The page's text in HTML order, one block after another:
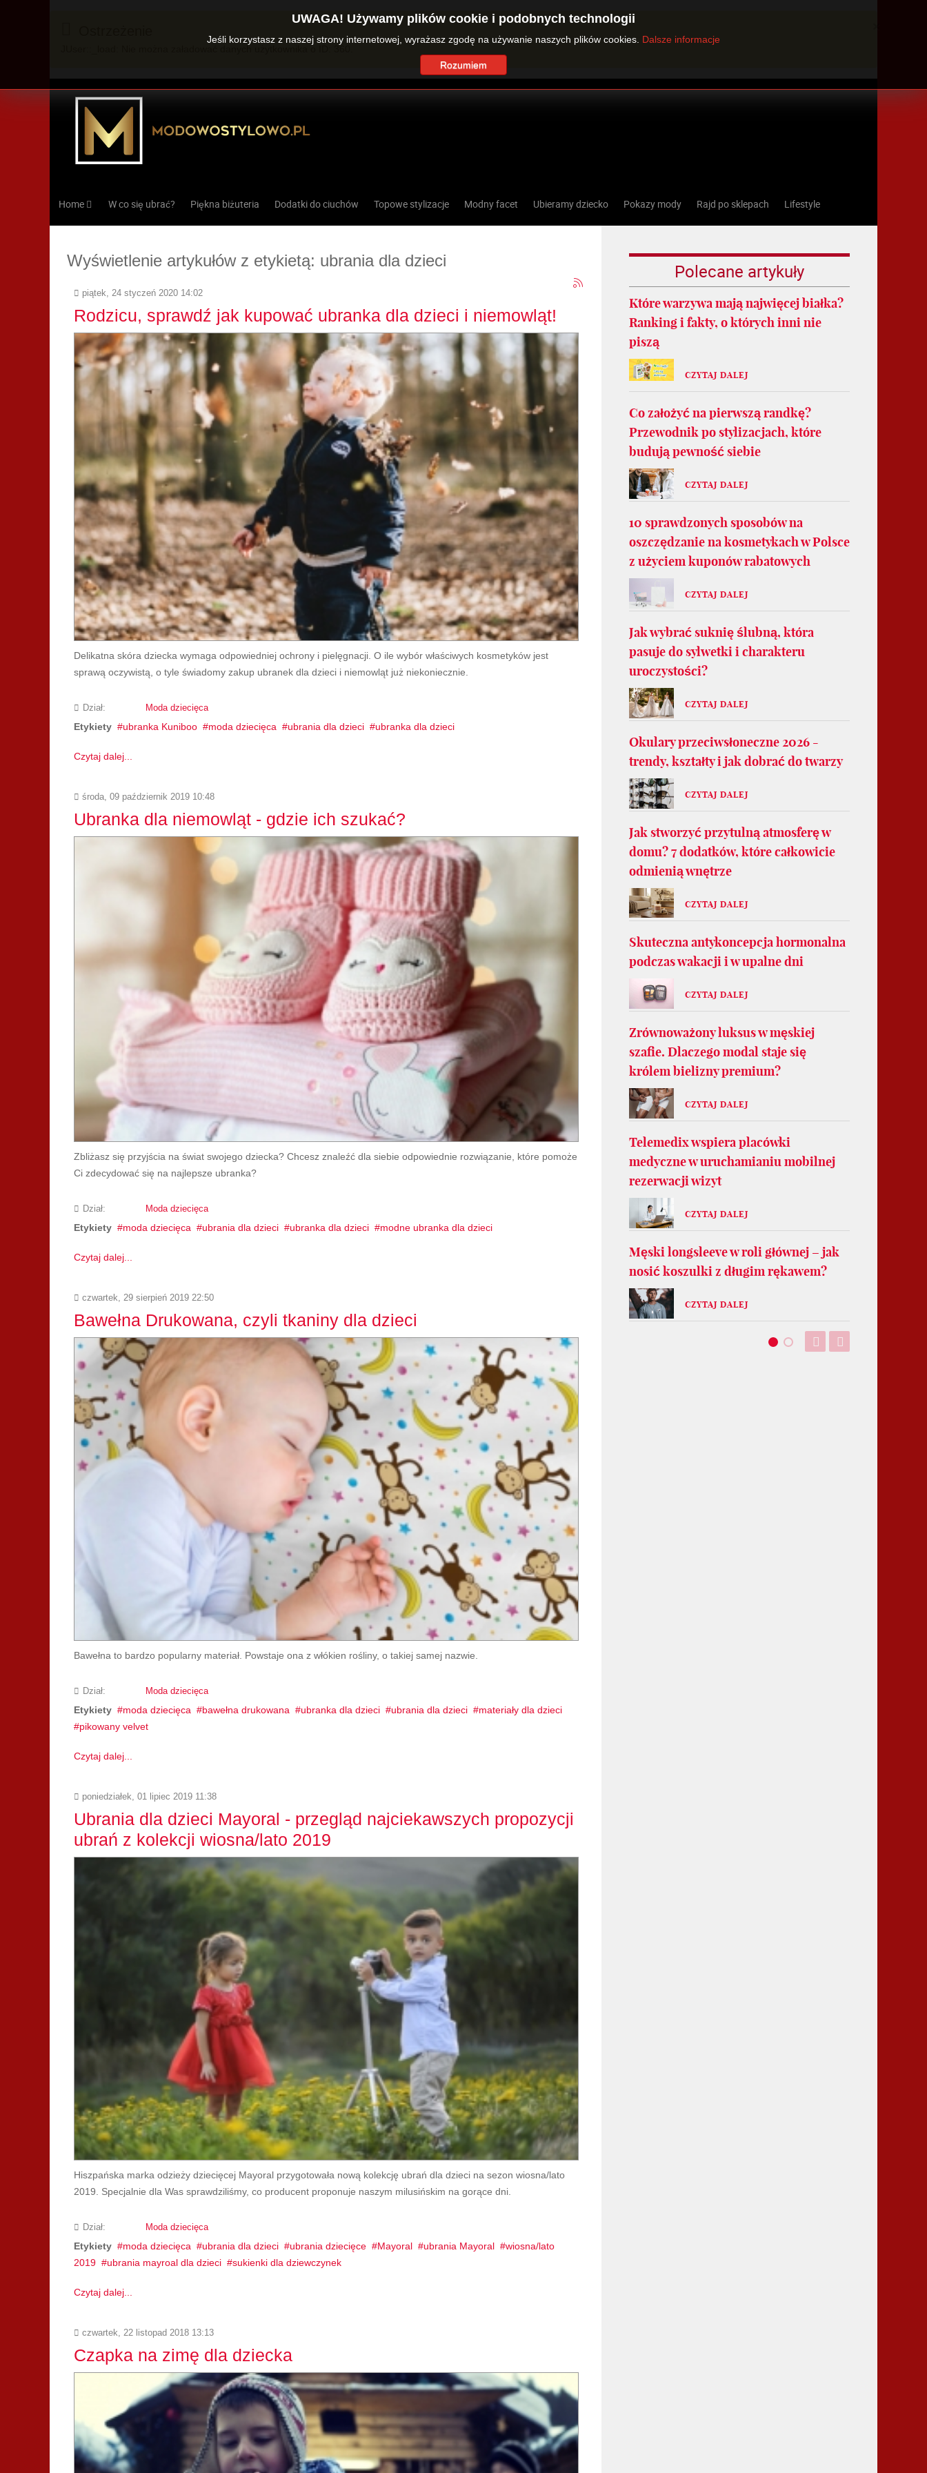
Home W co się ubrać? Piękna biżuteria Dodatki do ciuchów Topowe stylizacje Modny facet Ubieramy dziecko Pokazy mody Rajd po sklepach Lifestyle
Wyświetlenie artykułów z etykietą: ubrania dla dzieci
piątek, 24 styczeń 2020 14:02
Rodzicu, sprawdź jak kupować ubranka dla dzieci i niemowląt!
Delikatna skóra dziecka wymaga odpowiedniej ochrony i pielęgnacji. O ile wybór właściwych kosmetyków jest
sprawą oczywistą, o tyle świadomy zakup ubranek dla dzieci i niemowląt już niekoniecznie.
Dział: Moda dziecięca
Etykiety ubranka Kuniboo moda dziecięca ubrania dla dzieci ubranka dla dzieci
Czytaj dalej...
środa, 09 październik 2019 10:48
Ubranka dla niemowląt - gdzie ich szukać?
Zbliżasz się przyjścia na świat swojego dziecka? Chcesz znaleźć dla siebie odpowiednie rozwiązanie, które pomoże
Ci zdecydować się na najlepsze ubranka?
Dział: Moda dziecięca
Etykiety moda dziecięca ubrania dla dzieci ubranka dla dzieci modne ubranka dla dzieci
Czytaj dalej...
czwartek, 29 sierpień 2019 22:50
Bawełna Drukowana, czyli tkaniny dla dzieci
Bawełna to bardzo popularny materiał. Powstaje ona z włókien rośliny, o takiej samej nazwie.
Dział: Moda dziecięca
Etykiety moda dziecięca bawełna drukowana ubranka dla dzieci ubrania dla dzieci
materiały dla dzieci
pikowany velvet
Czytaj dalej...
poniedziałek, 01 lipiec 2019 11:38
Ubrania dla dzieci Mayoral - przegląd najciekawszych propozycji
ubrań z kolekcji wiosna/lato 2019
Hiszpańska marka odzieży dziecięcej Mayoral przygotowała nową kolekcję ubrań dla dzieci na sezon wiosna/lato
2019. Specjalnie dla Was sprawdziliśmy, co producent proponuje naszym milusińskim na gorące dni.
Dział: Moda dziecięca
Etykiety moda dziecięca ubrania dla dzieci ubrania dziecięce Mayoral ubrania Mayoral
wiosna/lato
2019
ubrania mayroal dla dzieci sukienki dla dziewczynek
Czytaj dalej...
czwartek, 22 listopad 2018 13:13
Czapka na zimę dla dziecka
Polecane artykuły
Które warzywa mają najwięcej białka?
Ranking i fakty, o których inni nie
piszą
CZYTAJ DALEJ
Co założyć na pierwszą randkę?
Przewodnik po stylizacjach, które
budują pewność siebie
CZYTAJ DALEJ
10 sprawdzonych sposobów na
oszczędzanie na kosmetykach w Polsce
z użyciem kuponów rabatowych
CZYTAJ DALEJ
Jak wybrać suknię ślubną, która
pasuje do sylwetki i charakteru
uroczystości?
CZYTAJ DALEJ
Okulary przeciwsłoneczne 2026 -
trendy, kształty i jak dobrać do twarzy
CZYTAJ DALEJ
Jak stworzyć przytulną atmosferę w
domu? 7 dodatków, które całkowicie
odmienią wnętrze
CZYTAJ DALEJ
Skuteczna antykoncepcja hormonalna
podczas wakacji i w upalne dni
CZYTAJ DALEJ
Zrównoważony luksus w męskiej
szafie. Dlaczego modal staje się
królem bielizny premium?
CZYTAJ DALEJ
Telemedix wspiera placówki
medyczne w uruchamianiu mobilnej
rezerwacji wizyt
CZYTAJ DALEJ
Męski longsleeve w roli głównej – jak
nosić koszulki z długim rękawem?
CZYTAJ DALEJ
UWAGA! Używamy plików cookie i podobnych technologii
Jeśli korzystasz z naszej strony internetowej, wyrażasz zgodę na używanie naszych plików cookies. Dalsze informacje
Rozumiem